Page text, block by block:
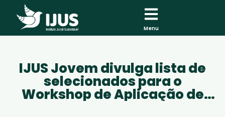
Menu
IJUS Jovem divulga lista de
selecionados para o
Workshop de Aplicação de
Cílios e Design de